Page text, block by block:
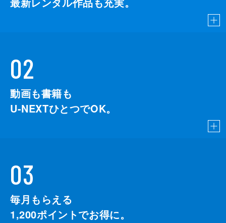
02
動画も書籍も
U-NEXTひとつでOK。
03
毎月もらえる
1,200ポイントでお得に。